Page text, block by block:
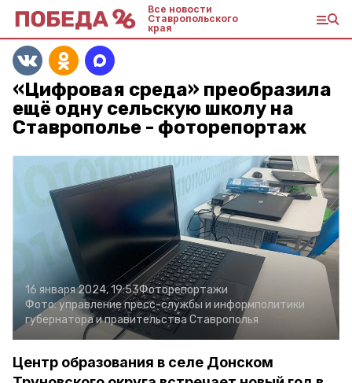
Все новости
Ставропольского
края
«Цифровая среда» преобразила
ещё одну сельскую школу на
Ставрополье - фоторепортаж
16 января 2024, 19:53Фоторепортажи
Фото:управление пресс-службы и информполитики
губернатора и правительства Ставрополья
Центр образования в селе Донском